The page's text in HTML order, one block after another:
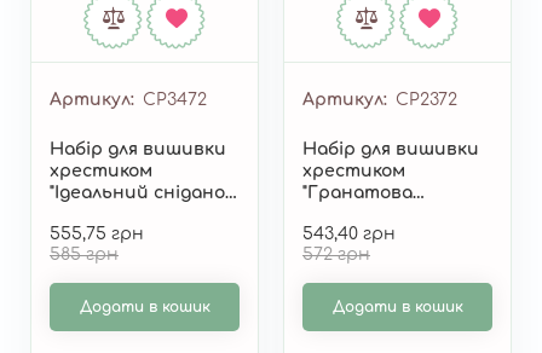
Артикул СР3472
Набір для вишивки
хрестиком
"Ідеальний сніданок"
555,75 грн
585 грн
Додати в кошик
Артикул СР2372
Набір для вишивки
хрестиком
"Гранатова
543,40 грн
572 грн
Додати в кошик